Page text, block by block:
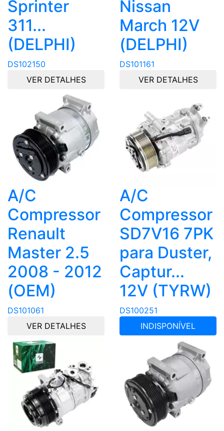
Sprinter
311...
(DELPHI)
DS102150
VER DETALHES
Nissan
March 12V
(DELPHI)
DS101161
VER DETALHES
A/C
Compressor
Renault
Master 2.5
2008 - 2012
(OEM)
DS101061
VER DETALHES
A/C
Compressor
SD7V16 7PK
para Duster,
Captur...
12V (TYRW)
DS100251
INDISPONÍVEL